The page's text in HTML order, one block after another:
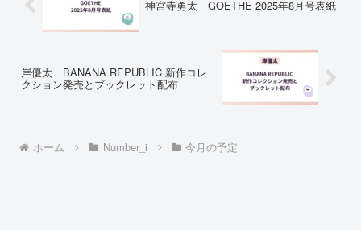
神宮寺勇太 GOETHE 2025年8月号表紙
岸優太 BANANA REPUBLIC 新作コレ
クション発売とブックレット配布
ホーム Number_i 今月の予定